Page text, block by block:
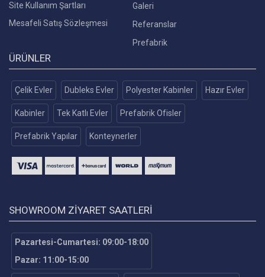
Site Kullanım Şartları
Mesafeli Satış Sözleşmesi
Galeri
Referanslar
Prefabrik
ÜRÜNLER
Çelik Evler Dubleks Evler Polyester Kabinler Hazır Evler
Kabinler Tek Katlı Evler Prefabrik Ofisler
Prefabrik Yapılar Konteynerler
SHOWROOM ZIYARET SAATLERI
Pazartesi-Cumartesi: 09:00-18:00
Pazar: 11:00-15:00